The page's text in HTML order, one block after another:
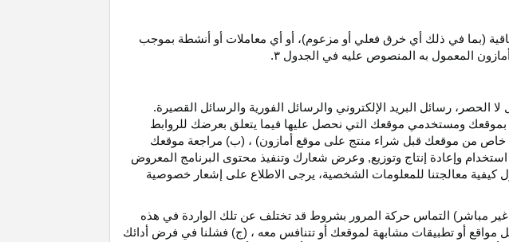
(بما في ذلك أي خرق فعلي أو مزعوم)، أو أي معاملات أو أنشطة بموجب
المعمول به المنصوص عليه في الجدول ۳.
رسائل البريد الإلكتروني والرسائل الفورية والرسائل القصيرة.
بموقعك ومستخدمي موقعك التي نحصل عليها فيما يتعلق بعرضك للروابط
خاص من موقعك قبل شراء منتج على موقع أمازون) ، (ب) مراجعة موقعك
استخدام وإعادة إنتاج وتوزيع, وعرض شعارك وتنفيذ محتوى البرنامج المعروض
معالجتنا للمعلومات الشخصية، يرجى الاطلاع على إشعار خصوصية
غير مباشر) التماس حركة المرور بشروط قد تختلف عن تلك الواردة في هذه
مواقع أو تطبيقات مشابهة لموقعك أو تتنافس معه ، (ج) فشلنا في فرض أدائك